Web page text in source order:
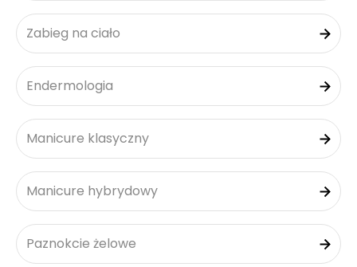
Zabieg na ciało
Endermologia
Manicure klasyczny
Manicure hybrydowy
Paznokcie żelowe